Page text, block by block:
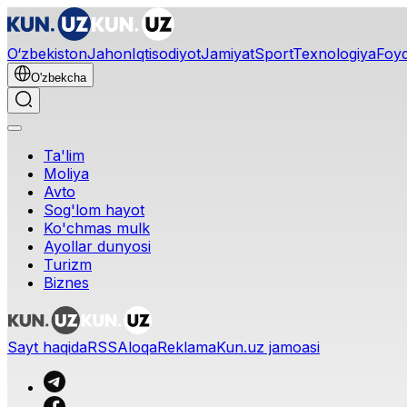
O‘zbekistonJahonIqtisodiyotJamiyatSportTexnologiya
O'zbekcha
Ta'lim
Moliya
Avto
Sog'lom hayot
Ko'chmas mulk
Ayollar dunyosi
Turizm
Biznes
Sayt haqidaRSSAloqaReklamaKun.uz jamoasi